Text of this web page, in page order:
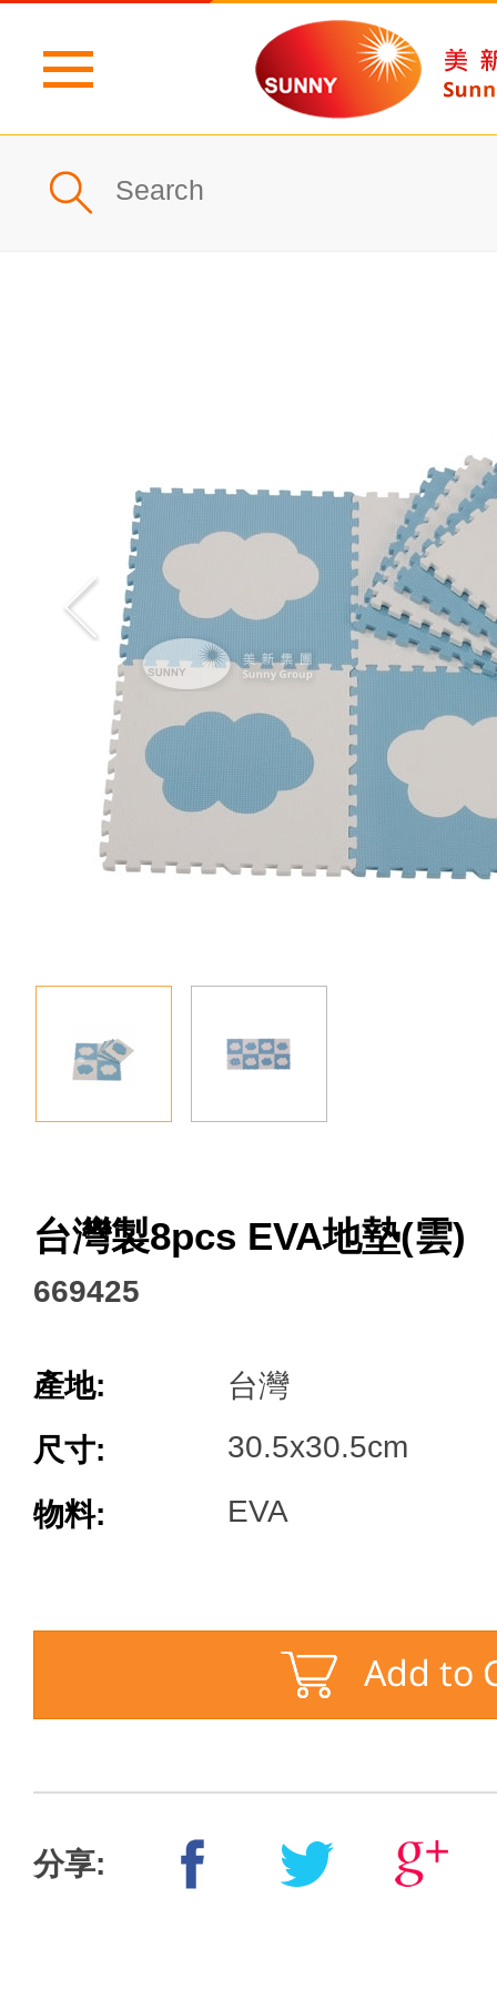
主頁
公司簡介
新聞資訊
查詢
聯絡我們
En
Facebook
台灣製8pcs EVA地墊(雲)
669425
產地:
台灣
尺寸:
30.5x30.5cm
物料:
EVA
分享: